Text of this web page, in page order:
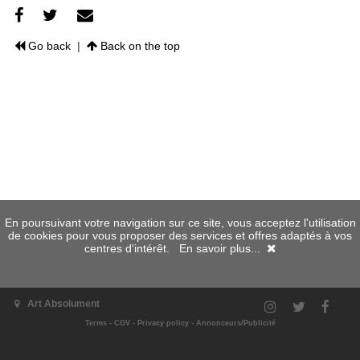
Go back| Back on the top
Art Absolument
Terms- CGV- Privacy policy- Annonceurs/Publicité
En poursuivant votre navigation sur ce site, vous acceptez l'utilisation
de cookies pour vous proposer des services et offres adaptés à vos
centres d'intérêt. En savoir plus...